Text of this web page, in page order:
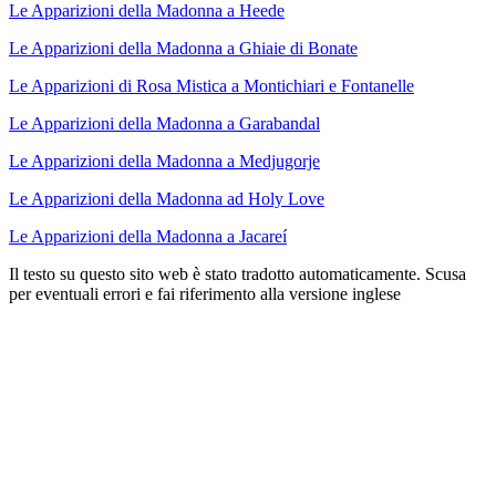
Le Apparizioni della Madonna a Heede
Le Apparizioni della Madonna a Ghiaie di Bonate
Le Apparizioni di Rosa Mistica a Montichiari e Fontanelle
Le Apparizioni della Madonna a Garabandal
Le Apparizioni della Madonna a Medjugorje
Le Apparizioni della Madonna ad Holy Love
Le Apparizioni della Madonna a Jacareí
Il testo su questo sito web è stato tradotto automaticamente. Scusa
per eventuali errori e fai riferimento alla versione inglese